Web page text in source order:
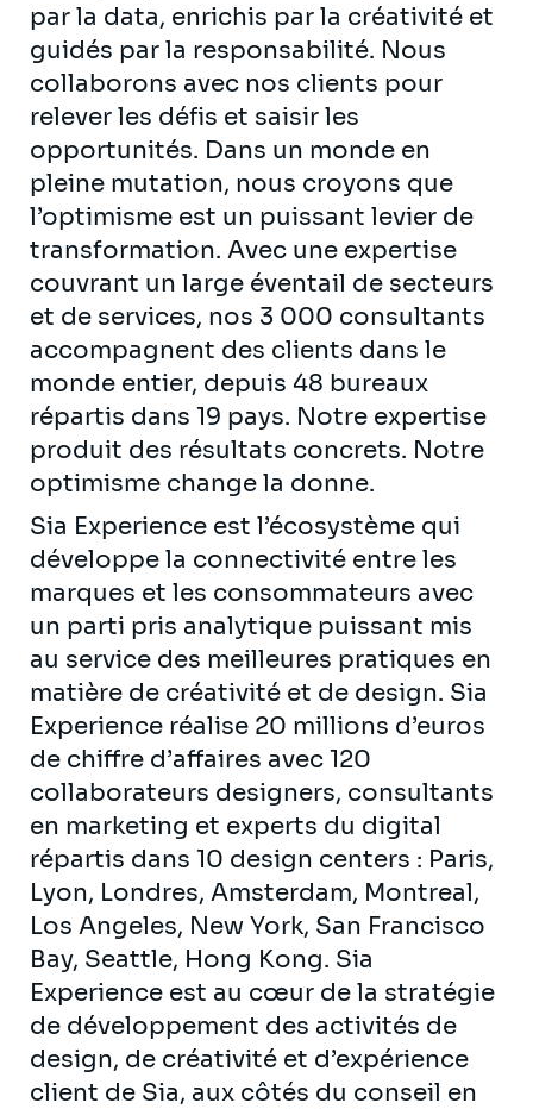
par la data, enrichis par la créativité et
guidés par la responsabilité. Nous
collaborons avec nos clients pour
relever les défis et saisir les
opportunités. Dans un monde en
pleine mutation, nous croyons que
l’optimisme est un puissant levier de
transformation. Avec une expertise
couvrant un large éventail de secteurs
et de services, nos 3 000 consultants
accompagnent des clients dans le
monde entier, depuis 48 bureaux
répartis dans 19 pays. Notre expertise
produit des résultats concrets. Notre
optimisme change la donne.
Sia Experience est l’écosystème qui
développe la connectivité entre les
marques et les consommateurs avec
un parti pris analytique puissant mis
au service des meilleures pratiques en
matière de créativité et de design. Sia
Experience réalise 20 millions d’euros
de chiffre d’affaires avec 120
collaborateurs designers, consultants
en marketing et experts du digital
répartis dans 10 design centers : Paris,
Lyon, Londres, Amsterdam, Montreal,
Los Angeles, New York, San Francisco
Bay, Seattle, Hong Kong. Sia
Experience est au cœur de la stratégie
de développement des activités de
design, de créativité et d’expérience
client de Sia, aux côtés du conseil en